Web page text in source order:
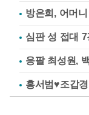
방은희, 어머
심판 성 접대
응팔 최성원,
홍서범♥조갑